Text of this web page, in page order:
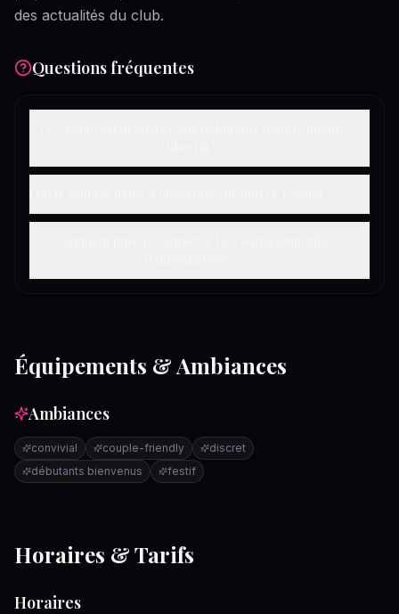
des actualités du club.
Questions fréquentes
Équipements & Ambiances
Ambiances
convivial couple-friendly
discret
débutants bienvenus
festif
Horaires & Tarifs
Horaires